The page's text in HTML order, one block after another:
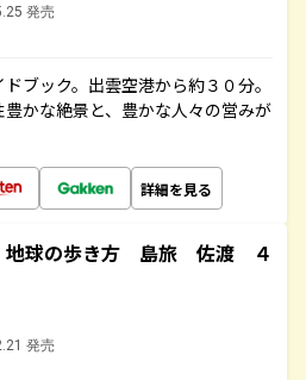
発売
ブック。出雲空港から約３０分。
かな絶景と、豊かな人々の営みが
詳細を見る
球の歩き方 島旅 佐渡 ４
発売